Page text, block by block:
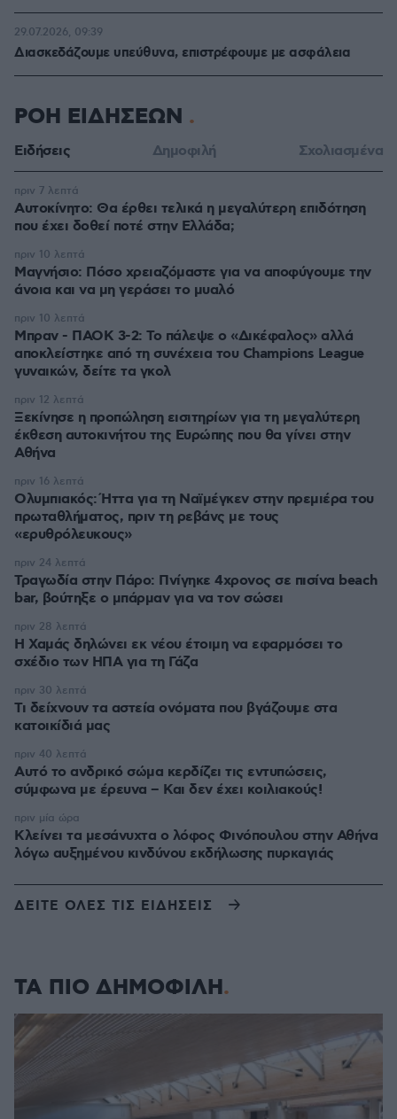
Διασκεδάζουμε υπεύθυνα, επιστρέφουμε με ασφάλεια
29.07.2026, 09:39
ΡΟΗ ΕΙΔΗΣΕΩΝ
Ειδήσεις Δημοφιλή Σχολιασμένα
Αυτοκίνητο: Θα έρθει τελικά η μεγαλύτερη επιδότηση
που έχει δοθεί ποτέ στην Ελλάδα;
πριν 7 λεπτά
Μαγνήσιο: Πόσο χρειαζόμαστε για να αποφύγουμε την
άνοια και να μη γεράσει το μυαλό
πριν 10 λεπτά
Μπραν - ΠΑΟΚ 3-2: Το πάλεψε ο «Δικέφαλος» αλλά
αποκλείστηκε από τη συνέχεια του Champions League
γυναικών, δείτε τα γκολ
πριν 10 λεπτά
Ξεκίνησε η προπώληση εισιτηρίων για τη μεγαλύτερη
έκθεση αυτοκινήτου της Ευρώπης που θα γίνει στην
Αθήνα
πριν 12 λεπτά
Ολυμπιακός: Ήττα για τη Ναϊμέγκεν στην πρεμιέρα του
πρωταθλήματος, πριν τη ρεβάνς με τους
«ερυθρόλευκους»
πριν 16 λεπτά
Τραγωδία στην Πάρο: Πνίγηκε 4χρονος σε πισίνα beach
bar, βούτηξε ο μπάρμαν για να τον σώσει
πριν 24 λεπτά
Η Χαμάς δηλώνει εκ νέου έτοιμη να εφαρμόσει το
σχέδιο των ΗΠΑ για τη Γάζα
πριν 28 λεπτά
Τι δείχνουν τα αστεία ονόματα που βγάζουμε στα
κατοικίδιά μας
πριν 30 λεπτά
Αυτό το ανδρικό σώμα κερδίζει τις εντυπώσεις,
σύμφωνα με έρευνα – Και δεν έχει κοιλιακούς!
πριν 40 λεπτά
Κλείνει τα μεσάνυχτα ο λόφος Φινόπουλου στην Αθήνα
λόγω αυξημένου κινδύνου εκδήλωσης πυρκαγιάς
πριν μία ώρα
ΔΕΙΤΕ ΟΛΕΣ ΤΙΣ ΕΙΔΗΣΕΙΣ
ΤΑ ΠΙΟ ΔΗΜΟΦΙΛΗ